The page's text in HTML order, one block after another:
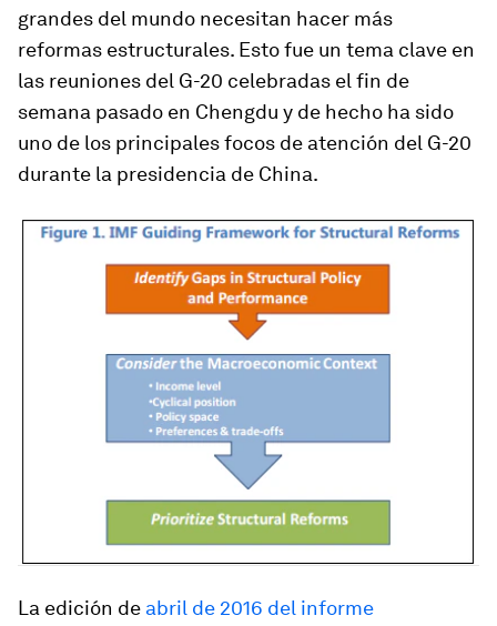
grandes del mundo necesitan hacer más
reformas estructurales. Esto fue un tema clave en
las reuniones del G-20 celebradas el fin de
semana pasado en Chengdu y de hecho ha sido
uno de los principales focos de atención del G-20
durante la presidencia de China.
La edición de abril de 2016 del informe